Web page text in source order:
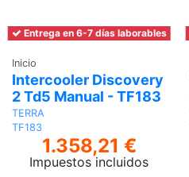
Entrega en 6-7 días laborables
Inicio
Intercooler Discovery
2 Td5 Manual - TF183
TERRA
TF183
1.358,21 €
Impuestos incluidos